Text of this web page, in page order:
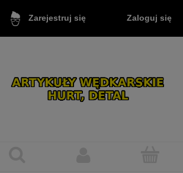
Zarejestruj się Zaloguj się